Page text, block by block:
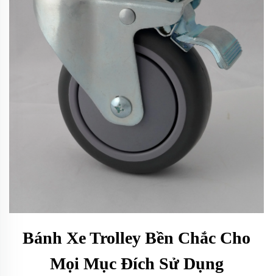
Bánh Xe Trolley Bền Chắc Cho
Mọi Mục Đích Sử Dụng